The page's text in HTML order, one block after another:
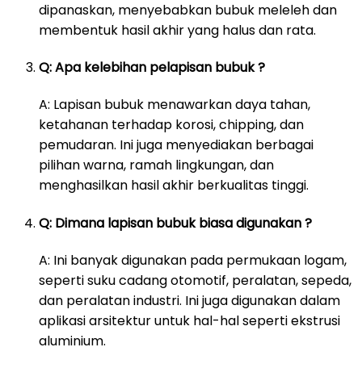
dipanaskan, menyebabkan bubuk meleleh dan
membentuk hasil akhir yang halus dan rata.
Q: Apa kelebihan pelapisan bubuk ?
A: Lapisan bubuk menawarkan daya tahan,
ketahanan terhadap korosi, chipping, dan
pemudaran. Ini juga menyediakan berbagai
pilihan warna, ramah lingkungan, dan
menghasilkan hasil akhir berkualitas tinggi.
Q: Dimana lapisan bubuk biasa digunakan ?
A: Ini banyak digunakan pada permukaan logam,
seperti suku cadang otomotif, peralatan, sepeda,
dan peralatan industri. Ini juga digunakan dalam
aplikasi arsitektur untuk hal-hal seperti ekstrusi
aluminium.